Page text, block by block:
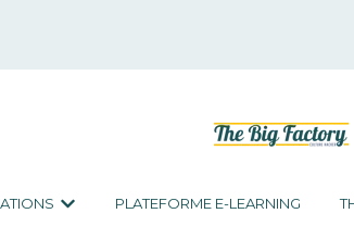
Afficher le sous-menu pour Les
PLATEFORME E-LEARNING